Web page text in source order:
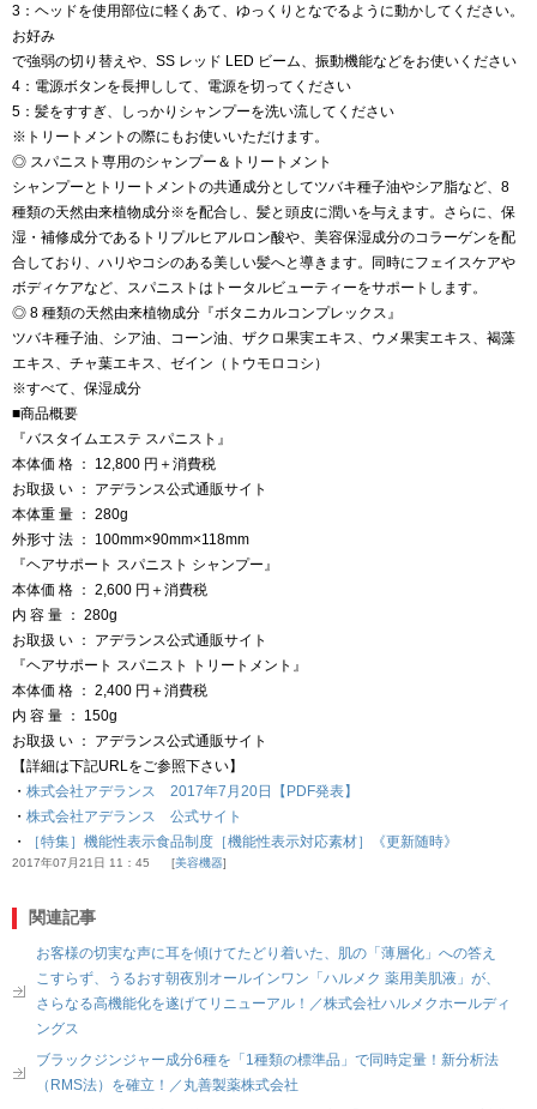
3：ヘッドを使用部位に軽くあて、ゆっくりとなでるように動かしてください。
お好み
で強弱の切り替えや、SS レッド LED ビーム、振動機能などをお使いください
4：電源ボタンを長押しして、電源を切ってください
5：髪をすすぎ、しっかりシャンプーを洗い流してください
※トリートメントの際にもお使いいただけます。
◎ スパニスト専用のシャンプー＆トリートメント
シャンプーとトリートメントの共通成分としてツバキ種子油やシア脂など、8
種類の天然由来植物成分※を配合し、髪と頭皮に潤いを与えます。さらに、保
湿・補修成分であるトリプルヒアルロン酸や、美容保湿成分のコラーゲンを配
合しており、ハリやコシのある美しい髪へと導きます。同時にフェイスケアや
ボディケアなど、スパニストはトータルビューティーをサポートします。
◎ 8 種類の天然由来植物成分『ボタニカルコンプレックス』
ツバキ種子油、シア油、コーン油、ザクロ果実エキス、ウメ果実エキス、褐藻
エキス、チャ葉エキス、ゼイン（トウモロコシ）
※すべて、保湿成分
■商品概要
『バスタイムエステ スパニスト』
本体価 格 ： 12,800 円＋消費税
お取扱 い ： アデランス公式通販サイト
本体重 量 ： 280g
外形寸 法 ： 100mm×90mm×118mm
『ヘアサポート スパニスト シャンプー』
本体価 格 ： 2,600 円＋消費税
内 容 量 ： 280g
お取扱 い ： アデランス公式通販サイト
『ヘアサポート スパニスト トリートメント』
本体価 格 ： 2,400 円＋消費税
内 容 量 ： 150g
お取扱 い ： アデランス公式通販サイト
【詳細は下記URLをご参照下さい】
・ 株式会社アデランス 2017年7月20日【PDF発表】
・ 株式会社アデランス 公式サイト
・
［特集］機能性表示食品制度［機能性表示対応素材］《更新随時》
2017年07月21日 11：45 美容機器
関連記事
お客様の切実な声に耳を傾けてたどり着いた、肌の「薄層化」への答え
こすらず、うるおす朝夜別オールインワン「ハルメク 薬用美肌液」が、
さらなる高機能化を遂げてリニューアル！／株式会社ハルメクホールディ
ングス
ブラックジンジャー成分6種を「1種類の標準品」で同時定量！新分析法
（RMS法）を確立！／丸善製薬株式会社